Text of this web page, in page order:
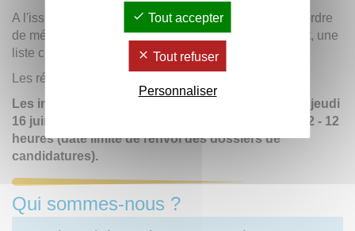
A l'issue de la phase d'admission, le jury établit, par ordre
de mérite, la liste des admis ainsi que, le cas échéant, une
liste complémentaire.
Les résultats sont publiés sur WebITRF.
Les inscriptions sur WebITRF seront ouvertes du jeudi
16 juin 2022 - 12 heures, au mercredi 13 juillet 2022 - 12
heures (date limite de renvoi des dossiers de
candidatures).
Qui sommes-nous ?
Tout accepter
Tout refuser
Personnaliser